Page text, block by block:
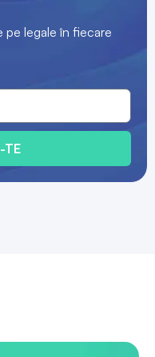
pe legale în fiecare
TE